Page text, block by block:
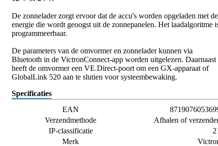
De zonnelader zorgt ervoor dat de accu's worden opgeladen met de
energie die wordt geoogst uit de zonnepanelen. Het laadalgoritme
programmeerbaar.
De parameters van de omvormer en zonnelader kunnen via
Bluetooth in de VictronConnect-app worden uitgelezen. Daarnaast
heeft de omvormer een VE.Direct-poort om een GX-apparaat of
GlobalLink 520 aan te slutien voor systeembewaking.
Specificaties
EAN
Verzendmethode
Afhalen of
IP-classificatie
Merk